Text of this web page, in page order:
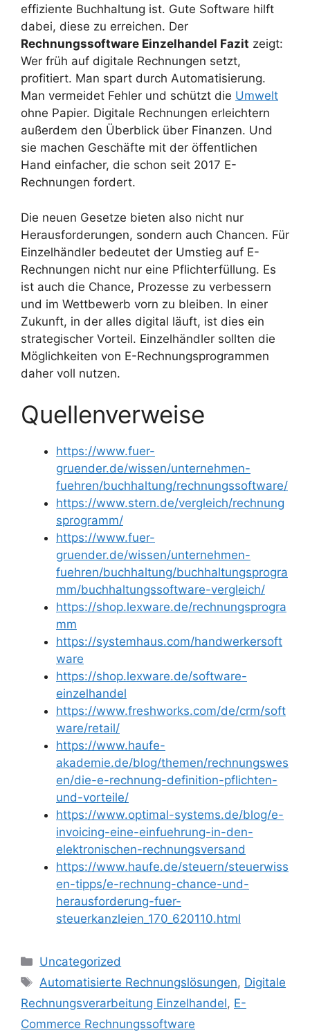
effiziente Buchhaltung ist. Gute Software hilft
dabei, diese zu erreichen. Der
Rechnungssoftware Einzelhandel Fazit zeigt:
Wer früh auf digitale Rechnungen setzt,
profitiert. Man spart durch Automatisierung.
Man vermeidet Fehler und schützt die Umwelt
ohne Papier. Digitale Rechnungen erleichtern
außerdem den Überblick über Finanzen. Und
sie machen Geschäfte mit der öffentlichen
Hand einfacher, die schon seit 2017 E-
Rechnungen fordert.
Die neuen Gesetze bieten also nicht nur
Herausforderungen, sondern auch Chancen. Für
Einzelhändler bedeutet der Umstieg auf E-
Rechnungen nicht nur eine Pflichterfüllung. Es
ist auch die Chance, Prozesse zu verbessern
und im Wettbewerb vorn zu bleiben. In einer
Zukunft, in der alles digital läuft, ist dies ein
strategischer Vorteil. Einzelhändler sollten die
Möglichkeiten von E-Rechnungsprogrammen
daher voll nutzen.
Quellenverweise
https://www.fuer-
gruender.de/wissen/unternehmen-
fuehren/buchhaltung/rechnungssoftware/
https://www.stern.de/vergleich/rechnung
sprogramm/
https://www.fuer-
gruender.de/wissen/unternehmen-
fuehren/buchhaltung/buchhaltungsprogra
mm/buchhaltungssoftware-vergleich/
https://shop.lexware.de/rechnungsprogra
mm
https://systemhaus.com/handwerkersoft
ware
https://shop.lexware.de/software-
einzelhandel
https://www.freshworks.com/de/crm/soft
ware/retail/
https://www.haufe-
akademie.de/blog/themen/rechnungswes
en/die-e-rechnung-definition-pflichten-
und-vorteile/
https://www.optimal-systems.de/blog/e-
invoicing-eine-einfuehrung-in-den-
elektronischen-rechnungsversand
https://www.haufe.de/steuern/steuerwiss
en-tipps/e-rechnung-chance-und-
herausforderung-fuer-
steuerkanzleien_170_620110.html
Kategorien
Uncategorized
Schlagwörter
Automatisierte Rechnungslösungen, Digitale
Rechnungsverarbeitung Einzelhandel, E-
Commerce Rechnungssoftware